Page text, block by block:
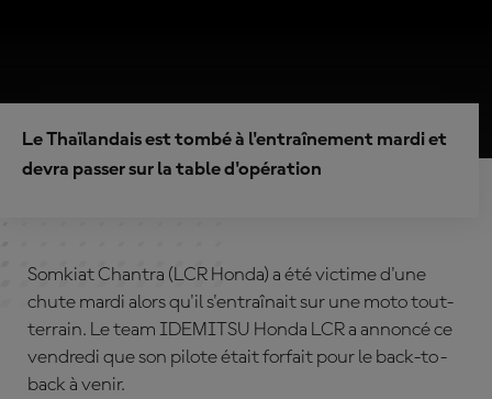
Le Thaïlandais est tombé à l'entraînement mardi et
devra passer sur la table d'opération
Somkiat Chantra (LCR Honda) a été victime d'une
chute mardi alors qu'il s'entraînait sur une moto tout-
terrain. Le team IDEMITSU Honda LCR a annoncé ce
vendredi que son pilote était forfait pour le back-to-
back à venir.